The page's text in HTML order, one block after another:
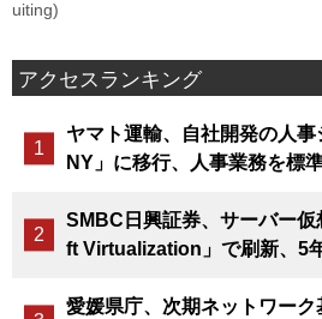
uiting)
アクセスランキング
ヤマト運輸、自社開発の人
NY」に移行、人事業務を標
SMBC日興証券、サーバー
ft Virtualization」で刷新、5
愛媛県庁、次期ネットワー